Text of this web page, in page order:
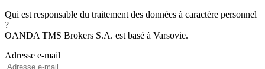
Qui est responsable du traitement des données à caractère personnel
?
OANDA TMS Brokers S.A. est basé à Varsovie.
Adresse e-mail